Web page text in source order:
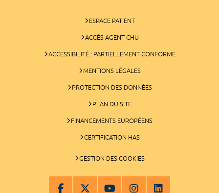
ESPACE PATIENT
ACCÈS AGENT CHU
ACCESSIBILITÉ : PARTIELLEMENT CONFORME
MENTIONS LÉGALES
PROTECTION DES DONNÉES
PLAN DU SITE
FINANCEMENTS EUROPÉENS
CERTIFICATION HAS
GESTION DES COOKIES